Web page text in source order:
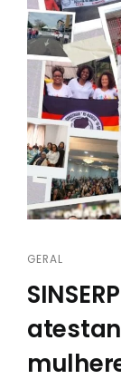
GERAL